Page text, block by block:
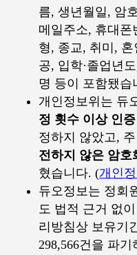
름, 생년월일, 암
메일주소, 휴대폰
형, 종교, 취미,
공, 입학·졸업년
명 등이 포함됐습
개인정보위는 듀
정 횟수 이상 인
정하지 않았고,
전하지 않은 암호
혔습니다. (개인
듀오정보는 정회
도 법적 근거 없
리방침상 보유기
298,566건을 파